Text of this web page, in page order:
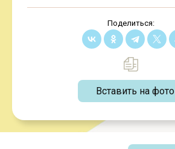
Поделиться:
Вставить на фото